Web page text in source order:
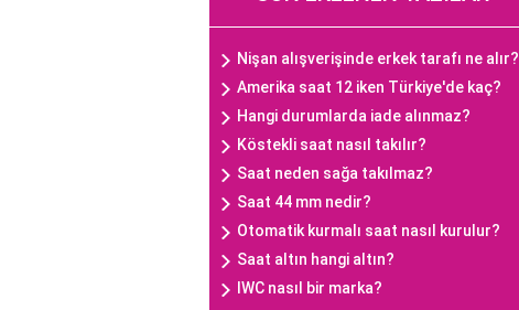
Nişan alışverişinde erkek tarafı ne alır?
Amerika saat 12 iken Türkiye'de kaç?
Hangi durumlarda iade alınmaz?
Köstekli saat nasıl takılır?
Saat neden sağa takılmaz?
Saat 44 mm nedir?
Otomatik kurmalı saat nasıl kurulur?
Saat altın hangi altın?
IWC nasıl bir marka?